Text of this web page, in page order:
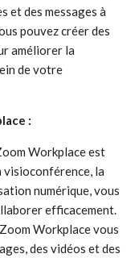
et des messages à
pouvez créer des
améliorer la
de votre
:
Workplace est
visioconférence, la
numérique, vous
efficacement.
Zoom Workplace vous
des vidéos et des